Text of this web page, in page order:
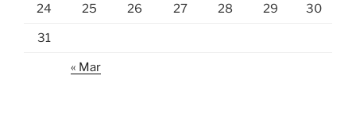
24 25 26 27 28 29 30
31
« Mar